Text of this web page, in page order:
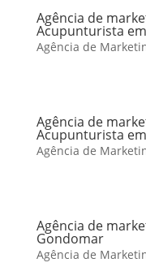
Agência de
Acupunturista
Agência de
Agência de
Acupunturista
Agência de
Agência de
Gondomar
Agência de